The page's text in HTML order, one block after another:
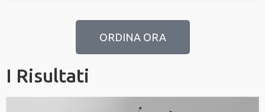
ORDINA ORA
I Risultati